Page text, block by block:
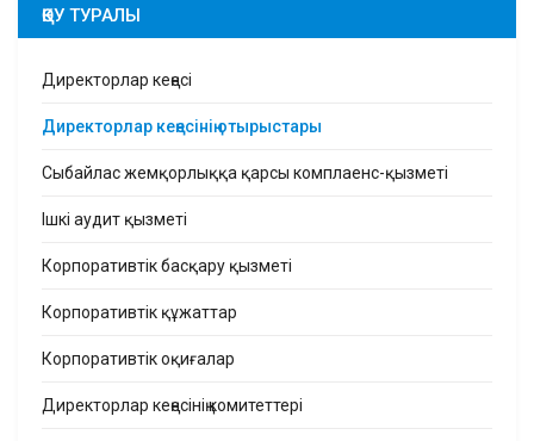
ҚӨУ ТУРАЛЫ
Директорлар кеңесі
Директорлар кеңесінің отырыстары
Сыбайлас жемқорлыққа қарсы комплаенс-қызметі
Ішкі аудит қызметі
Корпоративтік басқару қызметі
Корпоративтік құжаттар
Корпоративтік оқиғалар
Директорлар кеңесінің комитеттері